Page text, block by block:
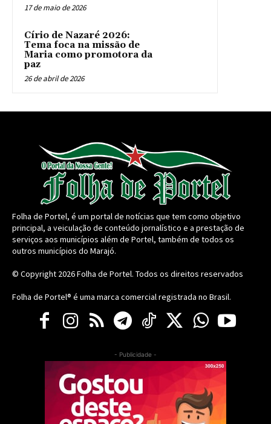
17 de maio de 2026
Círio de Nazaré 2026:
Tema foca na missão de
Maria como promotora da
paz
26 de abril de 2026
Folha de Portel, é um portal de notícias que tem como objetivo
principal, a veiculação de conteúdo jornalístico e a prestação de
serviços aos municípios além de Portel, também de todos os
outros municípios do Marajó.
© Copyright 2026Folha de Portel. Todos os direitos reservados
Folha de Portel® é uma marca comercial registrada no Brasil.
- Publicidade -